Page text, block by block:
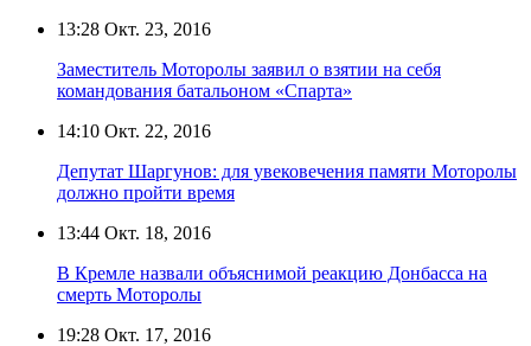
13:28 Окт. 23, 2016
Заместитель Моторолы заявил о взятии на себя
командования батальоном «Спарта»
14:10 Окт. 22, 2016
Депутат Шаргунов: для увековечения памяти Моторолы
должно пройти время
13:44 Окт. 18, 2016
В Кремле назвали объяснимой реакцию Донбасса на
смерть Моторолы
19:28 Окт. 17, 2016